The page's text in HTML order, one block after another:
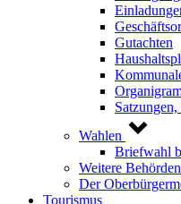
Gutachten
Wahlen
Briefwahl
Weitere
Der
Tourismus